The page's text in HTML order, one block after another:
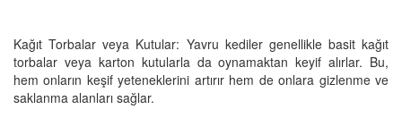
Kağıt Torbalar veya Kutular: Yavru kediler genellikle basit kağıt
torbalar veya karton kutularla da oynamaktan keyif alırlar. Bu,
hem onların keşif yeteneklerini artırır hem de onlara gizlenme ve
saklanma alanları sağlar.